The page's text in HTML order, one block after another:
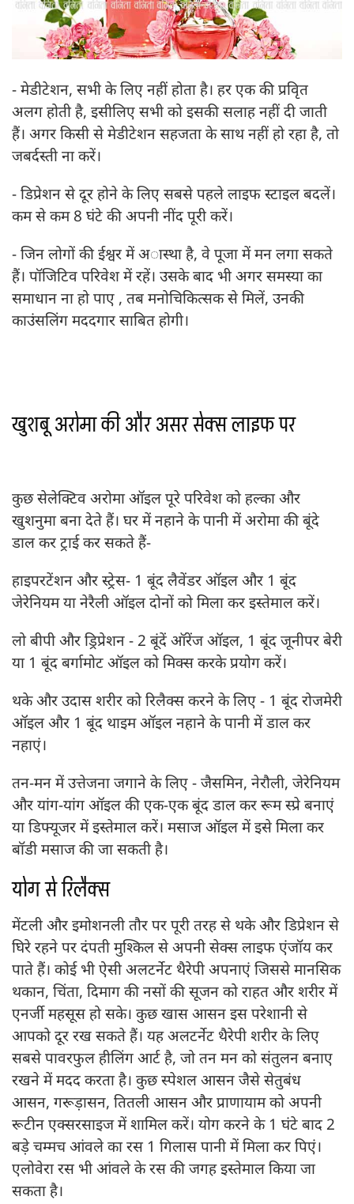
- मेडीटेशन, सभी के लिए नहीं होता है। हर एक की प्रवृित
अलग होती है, इसीलिए सभी को इसकी सलाह नहीं दी जाती
हैं। अगर किसी से मेडीटेशन सहजता के साथ नहीं हो रहा है, तो
जबर्दस्ती ना करें।
- डिप्रेशन से दूर होने के लिए सबसे पहले लाइफ स्टाइल बदलें।
कम से कम 8 घंटे की अपनी नींद पूरी करें।
- जिन लोगों की ईश्वर में अास्था है, वे पूजा में मन लगा सकते
हैं। पॉजिटिव परिवेश में रहें। उसके बाद भी अगर समस्या का
समाधान ना हो पाए , तब मनोचिकित्सक से मिलें, उनकी
काउंसलिंग मददगार साबित होगी।
खुशबू अरोमा की और असर सेक्स लाइफ पर
कुछ सेलेक्टिव अरोमा ऑइल पूरे परिवेश को हल्का और
खुशनुमा बना देते हैं। घर में नहाने के पानी में अरोमा की बूंदे
डाल कर ट्राई कर सकते हैं-
हाइपरटेंशन और स्ट्रेस- 1 बूंद लैवेंडर ऑइल और 1 बूंद
जेरेनियम या नेरैली ऑइल दोनों को मिला कर इस्तेमाल करें।
लो बीपी और ड्रिप्रेशन - 2 बूंदें ऑरेंज ऑइल, 1 बूंद जूनीपर बेरी
या 1 बूंद बर्गामोट ऑइल को मिक्स करके प्रयोग करें।
थके और उदास शरीर को रिलैक्स करने के लिए - 1 बूंद रोजमेरी
ऑइल और 1 बूंद थाइम ऑइल नहाने के पानी में डाल कर
नहाएं।
तन-मन में उत्तेजना जगाने के लिए - जैसमिन, नेरौली, जेरेनियम
और यांग-यांग ऑइल की एक-एक बूंद डाल कर रूम स्प्रे बनाएं
या डिफ्यूजर में इस्तेमाल करें। मसाज ऑइल में इसे मिला कर
बॉडी मसाज की जा सकती है।
योग से रिलैक्स
मेंटली और इमोशनली तौर पर पूरी तरह से थके और डिप्रेशन से
घिरे रहने पर दंपती मुश्किल से अपनी सेक्स लाइफ एंजॉय कर
पाते हैं। कोई भी ऐसी अलटर्नेट थैरेपी अपनाएं जिससे मानसिक
थकान, चिंता, दिमाग की नसों की सूजन को राहत और शरीर में
एनर्जी महसूस हो सके। कुछ खास आसन इस परेशानी से
आपको दूर रख सकते हैं। यह अलटर्नेट थैरेपी शरीर के लिए
सबसे पावरफुल हीलिंग आर्ट है, जो तन मन को संतुलन बनाए
रखने में मदद करता है। कुछ स्पेशल आसन जैसे सेतुबंध
आसन, गरूड़ासन, तितली आसन और प्राणायाम को अपनी
रूटीन एक्सरसाइज में शामिल करें। योग करने के 1 घंटे बाद 2
बड़े चम्मच आंवले का रस 1 गिलास पानी में मिला कर पिएं।
एलोवेरा रस भी आंवले के रस की जगह इस्तेमाल किया जा
सकता है।